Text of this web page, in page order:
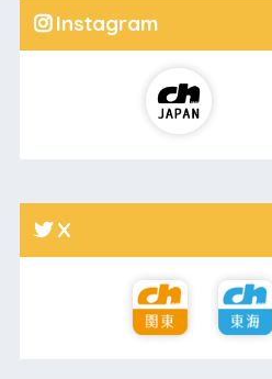
Instagram
X